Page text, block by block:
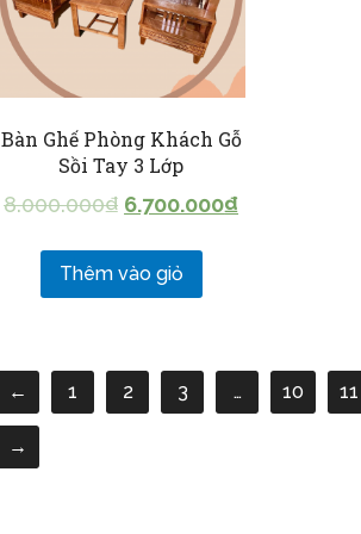
Bàn Ghế Phòng Khách Gỗ
Sồi Tay 3 Lớp
8.000.000₫ 6.700.000₫
Thêm vào giỏ
← 1 2 3 … 10 11
→